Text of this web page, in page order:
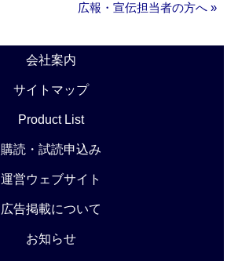
広報・宣伝担当者の方へ »
会社案内
サイトマップ
Product List
購読・試読申込み
運営ウェブサイト
広告掲載について
お知らせ